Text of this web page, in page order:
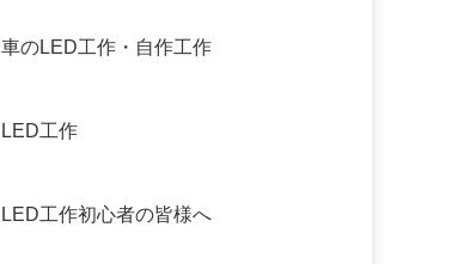
車のLED工作・自作工作
LED工作
LED工作初心者の皆様へ